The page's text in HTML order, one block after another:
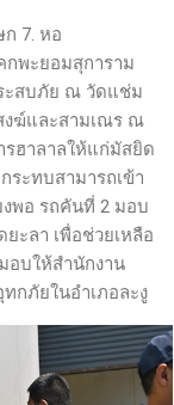
7. หอ
กพะยอมสุการาม
ะสบภัย ณ วัดแช่ม
งฆ์และสามเณร ณ
ฮาลาลให้แก่มัสยิด
ระทบสามารถเข้า
พอ รถคันที่ 2 มอบ
ะลา เพื่อช่วยเหลือ
อบให้สำนักงาน
กภัยในอำเภอละงู